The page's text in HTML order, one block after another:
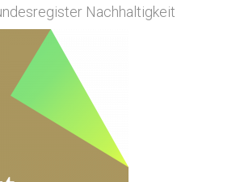
Nachhaltigkeit